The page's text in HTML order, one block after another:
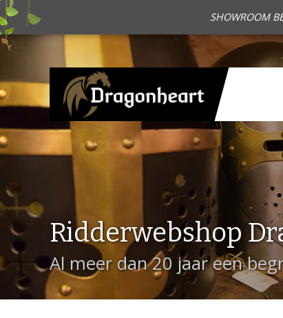
SHOWROOM
Ridderwebshop
Al meer dan 20 jaar een